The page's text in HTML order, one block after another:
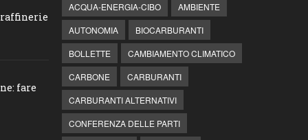
raffinerie
fare
ACQUA-ENERGIA-CIBO
AMBIENTE
AUTONOMIA
BIOCARBURANTI
BOLLETTE
CAMBIAMENTO CLIMATICO
CARBONE
CARBURANTI
CARBURANTI ALTERNATIVI
CONFERENZA DELLE PARTI